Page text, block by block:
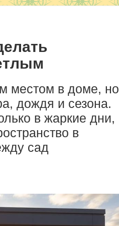
местом в доме, но
дождя и сезона.
в жаркие дни,
в
сад